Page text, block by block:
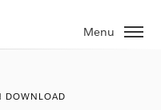
Menu
DOWNLOAD